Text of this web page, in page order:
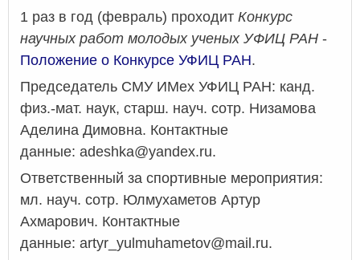
1 раз в год (февраль) проходит Конкурс
научных работ молодых ученых УФИЦ РАН -
Положение о Конкурсе УФИЦ РАН.
Председатель СМУ ИМех УФИЦ РАН: канд.
физ.-мат. наук, старш. науч. сотр. Низамова
Аделина Димовна. Контактные
данные: adeshka@yandex.ru.
Ответственный за спортивные мероприятия:
мл. науч. сотр. Юлмухаметов Артур
Ахмарович. Контактные
данные: artyr_yulmuhametov@mail.ru.